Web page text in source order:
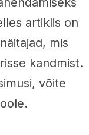
artiklis on
mis
kandmist.
võite